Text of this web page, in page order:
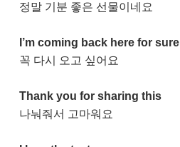
정말 기분 좋은 선물이네요
I’m coming back here for sure
꼭 다시 오고 싶어요
Thank you for sharing this
나눠줘서 고마워요